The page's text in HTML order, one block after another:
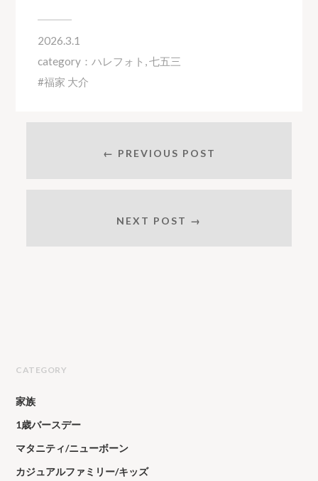
2026.3.1
category： ハレフォト ,七五三
福家 大介
← PREVIOUS POST
NEXT POST →
CATEGORY
家族
1歳バースデー
マタニティ/ニューボーン
カジュアルファミリー/キッズ